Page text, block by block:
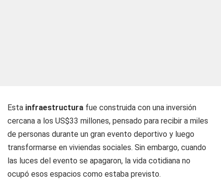
Esta infraestructura fue construida con una inversión
cercana a los US$33 millones, pensado para recibir a miles
de personas durante un gran evento deportivo y luego
transformarse en viviendas sociales. Sin embargo, cuando
las luces del evento se apagaron, la vida cotidiana no
ocupó esos espacios como estaba previsto.